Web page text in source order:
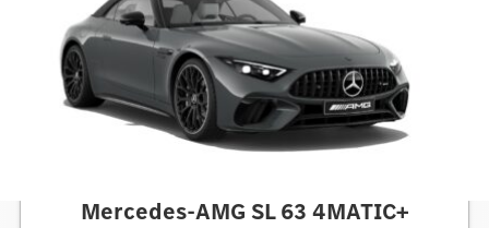
Mercedes-AMG SL 63 4MATIC+